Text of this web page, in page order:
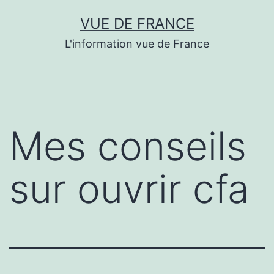
VUE DE FRANCE
L'information vue de France
Mes conseils
sur ouvrir cfa